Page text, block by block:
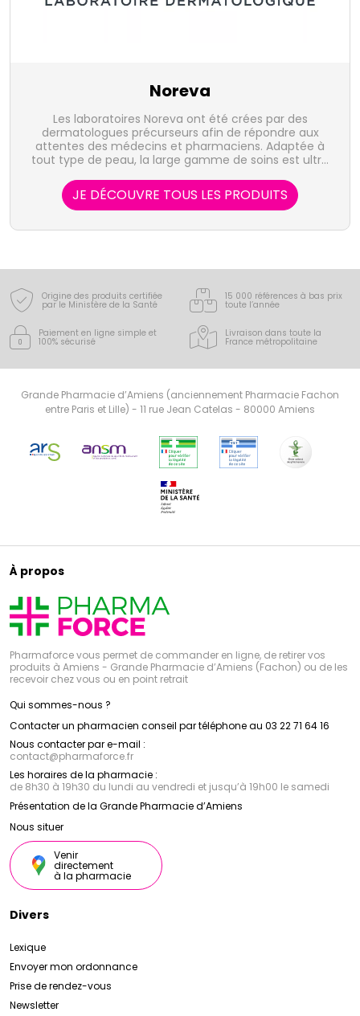
Noreva
Les laboratoires Noreva ont été crées par des
dermatologues précurseurs afin de répondre aux
attentes des médecins et pharmaciens. Adaptée à
tout type de peau, la large gamme de soins est ultra
dermocosmétique. Noreva demeure pionnier dans
l'approche et la compréhension de l'homéostasie
cutanée ainsi que dans l'étude la peau.
JE DÉCOUVRE TOUS LES PRODUITS
Origine des produits certifiée
par le Ministère de la Santé
15 000 références à bas prix
toute l’année
Paiement en ligne simple et
100% sécurisé
Livraison dans toute la
France métropolitaine
Grande Pharmacie d’Amiens (anciennement Pharmacie Fachon
entre Paris et Lille) - 11 rue Jean Catelas - 80000 Amiens
À propos
Pharmaforce vous permet de commander en ligne, de retirer vos
produits à Amiens - Grande Pharmacie d’Amiens (Fachon) ou de les
recevoir chez vous ou en point retrait
Qui sommes-nous ?
Contacter un pharmacien conseil par téléphone au 03 22 71 64 16
Nous contacter par e-mail :
contact@pharmaforce.fr
Les horaires de la pharmacie :
de 8h30 à 19h30 du lundi au vendredi et jusqu’à 19h00 le samedi
Présentation de la Grande Pharmacie d’Amiens
Nous situer
Venir
directement
à la pharmacie
Divers
Lexique
Envoyer mon ordonnance
Prise de rendez-vous
Newsletter